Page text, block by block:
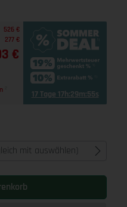
526 €
277 €
€
17 Tage 17h:29m:55s
mit auswählen)